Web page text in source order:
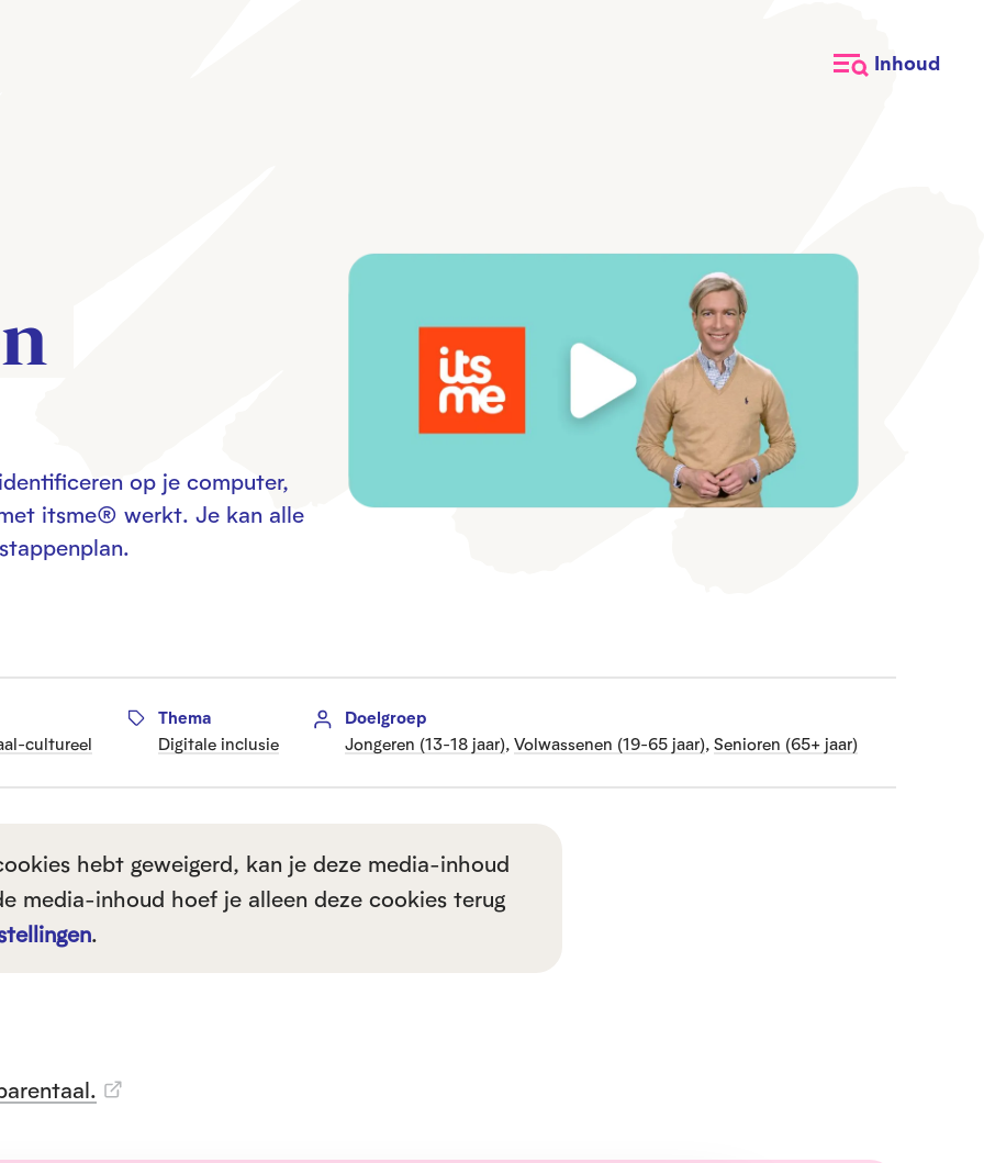
Inhoud
op je computer,
itsme® werkt. Je kan alle
cultureel
Thema
Digitale inclusie
Doelgroep
Jongeren (13-18 jaar), Volwassenen (19-65 jaar), Senioren (65+ jaar)
hebt geweigerd, kan je deze media-inhoud
media-inhoud hoef je alleen deze cookies terug
.